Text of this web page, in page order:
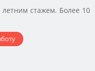
стажем. Более 10